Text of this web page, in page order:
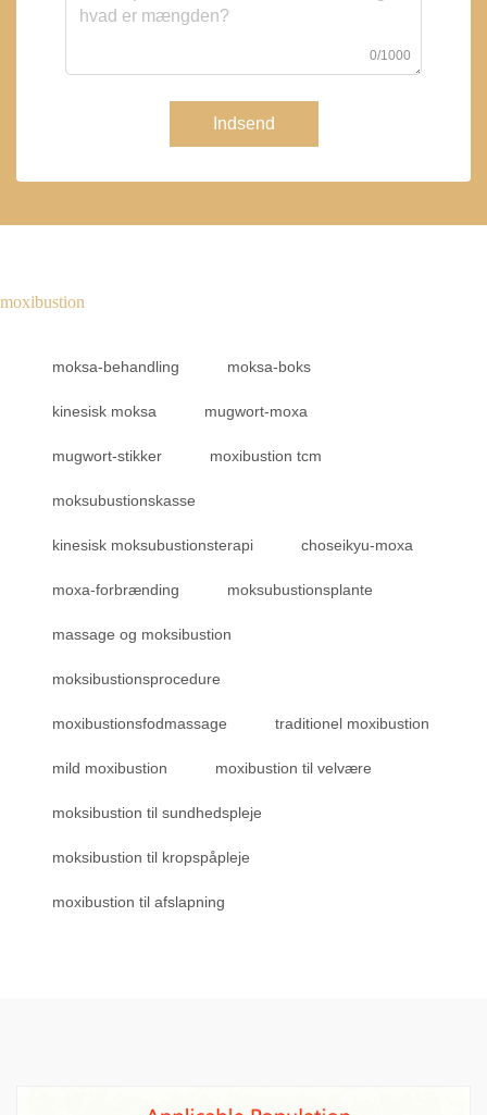
0/1000
Indsend
moxibustion
moksa-behandling moksa-boks
kinesisk moksa mugwort-moxa
mugwort-stikker moxibustion tcm
moksubustionskasse
kinesisk moksubustionsterapi choseikyu-moxa
moxa-forbrænding moksubustionsplante
massage og moksibustion
moksibustionsprocedure
moxibustionsfodmassage traditionel moxibustion
mild moxibustion moxibustion til velvære
moksibustion til sundhedspleje
moksibustion til kropspåpleje
moxibustion til afslapning